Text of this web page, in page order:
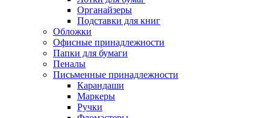
Органайзеры
Подставки для книг
Обложки
Офисные принадлежности
Папки для бумаги
Пеналы
Письменные принадлежности
Карандаши
Маркеры
Ручки